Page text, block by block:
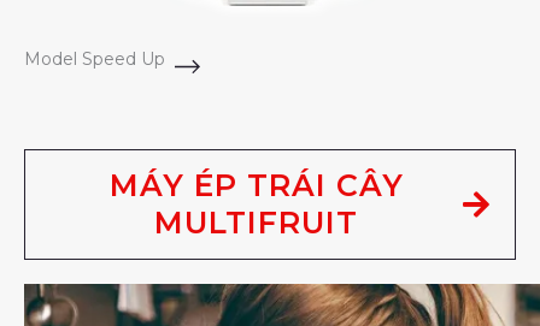
Model Speed Up
MÁY ÉP TRÁI CÂY
MULTIFRUIT